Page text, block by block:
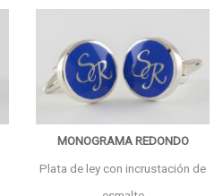
MONOGRAMA REDONDO
Plata de ley con incrustación de